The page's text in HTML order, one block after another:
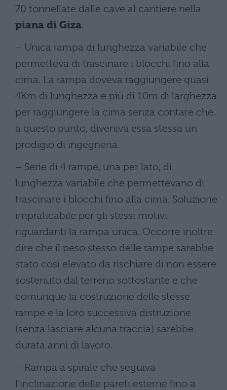
70 tonnellate dalle cave al cantiere nella
piana di Giza.
– Unica rampa di lunghezza variabile che
permetteva di trascinare i blocchi fino alla
cima. La rampa doveva raggiungere quasi
4Km di lunghezza e più di 10m di larghezza
per raggiungere la cima senza contare che,
a questo punto, diveniva essa stessa un
prodigio di ingegneria.
– Serie di 4 rampe, una per lato, di
lunghezza variabile che permettevano di
trascinare i blocchi fino alla cima. Soluzione
impraticabile per gli stessi motivi
riguardanti la rampa unica. Occorre inoltre
dire che il peso stesso delle rampe sarebbe
stato così elevato da rischiare di non essere
sostenuto dal terreno sottostante e che
comunque la costruzione delle stesse
rampe e la loro successiva distruzione
(senza lasciare alcuna traccia) sarebbe
durata anni di lavoro.
– Rampa a spirale che seguiva
l'inclinazione delle pareti esterne fino a